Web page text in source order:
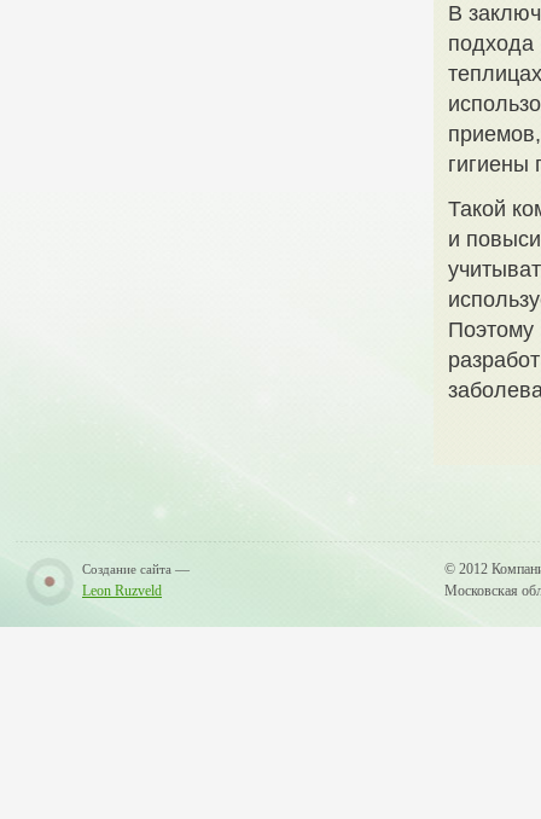
В
подхода
гигиены
Такой
и
Поэтому
Создание сайта —
Leon Ruzveld
© 2012
Московская